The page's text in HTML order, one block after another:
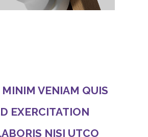
VENIAM QUIS
EXERCITATION
NISI UTCO